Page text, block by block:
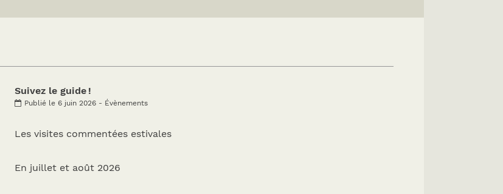
Suivez le guide !
Publié le 6 juin 2026 - Évènements
Les visites commentées estivales
En juillet et août 2026